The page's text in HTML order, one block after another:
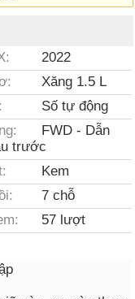
2022
Xăng 1.5 L
Số tự động
FWD - Dẫn
trước
Kem
7 chỗ
57 lượt